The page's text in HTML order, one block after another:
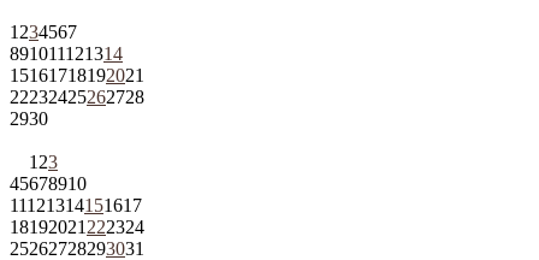
1 234567
891011121314
15161718192021
22232425262728
2930
1 23
45678910
11121314151617
18192021 222324
25262728293031